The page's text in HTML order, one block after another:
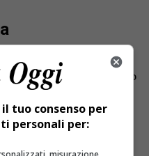
dalle telecamere,
di qualche centinaio
a un’altra persona
in un bosco.
davanti all’area di
possono portare i
tuo consenso per
personali per: